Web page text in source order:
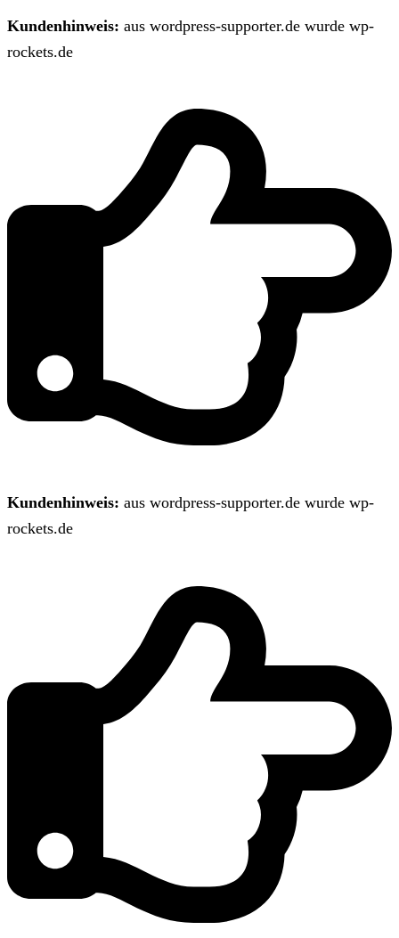
Kundenhinweis: aus wordpress-supporter.de wurde wp-
rockets.de
Kundenhinweis: aus wordpress-supporter.de wurde wp-
rockets.de